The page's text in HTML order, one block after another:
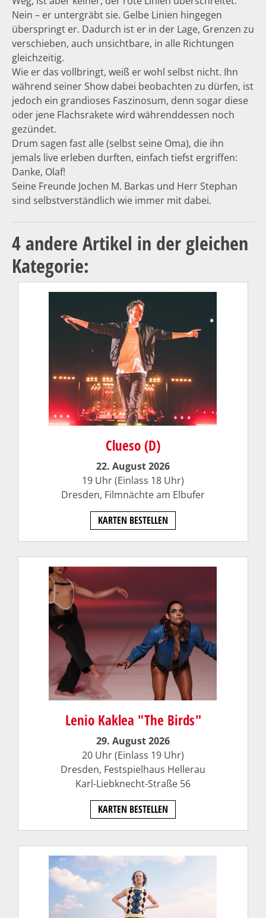
Nein – er untergräbt sie. Gelbe Linien hingegen
überspringt er. Dadurch ist er in der Lage, Grenzen zu
verschieben, auch unsichtbare, in alle Richtungen
gleichzeitig.
Wie er das vollbringt, weiß er wohl selbst nicht. Ihn
während seiner Show dabei beobachten zu dürfen, ist
jedoch ein grandioses Faszinosum, denn sogar diese
oder jene Flachsrakete wird währenddessen noch
gezündet.
Drum sagen fast alle (selbst seine Oma), die ihn
jemals live erleben durften, einfach tiefst ergriffen:
Danke, Olaf!
Seine Freunde Jochen M. Barkas und Herr Stephan
sind selbstverständlich wie immer mit dabei.
4 andere Artikel in der gleichen
Kategorie:
Clueso (D)
22. August 2026
19 Uhr (Einlass 18 Uhr)
Dresden, Filmnächte am Elbufer
KARTEN BESTELLEN
Lenio Kaklea "The Birds"
29. August 2026
20 Uhr (Einlass 19 Uhr)
Dresden, Festspielhaus Hellerau
Karl-Liebknecht-Straße 56
KARTEN BESTELLEN